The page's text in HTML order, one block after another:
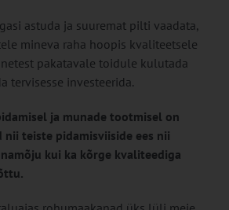
astuda ja suuremat pilti vaadata,
mineva raha hoopis kvaliteetsele
pakatavale toidule kulutada
tervisesse investeerida.
ja munade tootmisel on
nii teiste pidamisviiside ees nii
kui ka kõrge kvaliteediga